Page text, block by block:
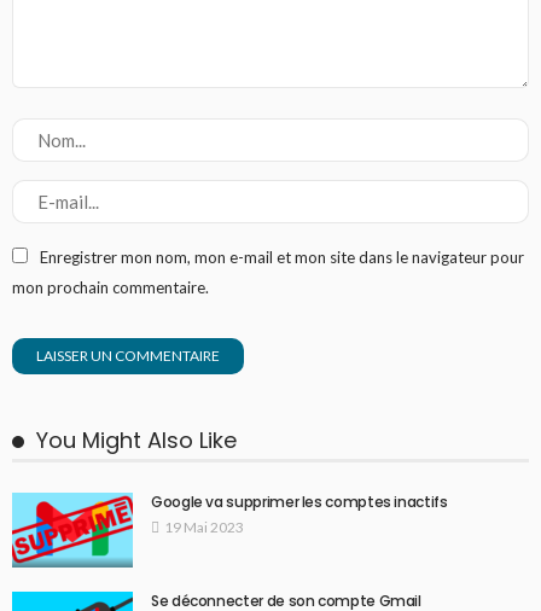
Enregistrer mon nom, mon e-mail et mon site dans le navigateur pour
mon prochain commentaire.
You Might Also Like
Google va supprimer les comptes inactifs
19 Mai 2023
Se déconnecter de son compte Gmail